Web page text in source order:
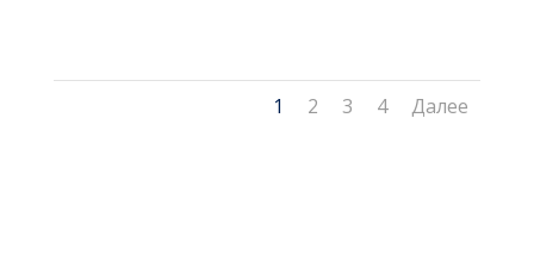
1 2 3 4 Далее